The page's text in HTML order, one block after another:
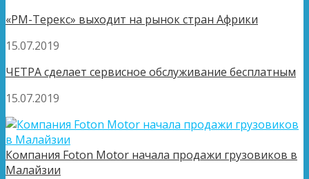
«РМ-Терекс» выходит на рынок стран Африки
15.07.2019
ЧЕТРА сделает сервисное обслуживание бесплатным
15.07.2019
Компания Foton Motor начала продажи грузовиков в
Малайзии